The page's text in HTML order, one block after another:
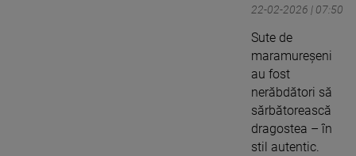
22-02-2026 | 07:50
Sute de
maramureșeni
au fost
nerăbdători să
sărbătorească
dragostea – în
stil autentic.